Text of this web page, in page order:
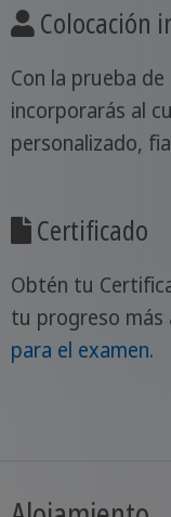
Colocación
Con la prueba
incorporarás al
personalizado,
Certificado
Obtén tu
tu progreso más
para el examen.